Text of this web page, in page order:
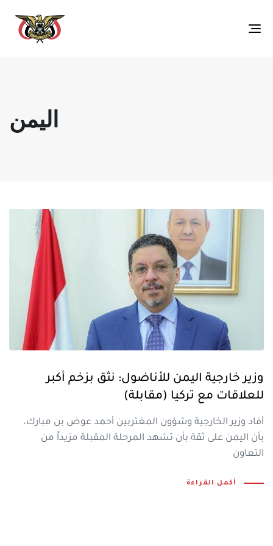
Toggle
اليمن
وزير خارجية اليمن للأناضول: نثق بزخم أكبر
للعلاقات مع تركيا (مقابلة)
أفاد وزير الخارجية وشؤون المغتربين أحمد عوض بن مبارك،
بأن اليمن على ثقة بأن تشهد المرحلة المقبلة مزيداً من
التعاون
أكمل القراءة